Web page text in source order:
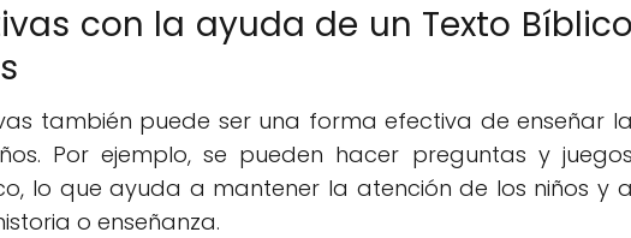
con la ayuda de un Texto Bíblico
también puede ser una forma efectiva de enseñar la
Por ejemplo, se pueden hacer preguntas y juegos
lo que ayuda a mantener la atención de los niños y a
o enseñanza.